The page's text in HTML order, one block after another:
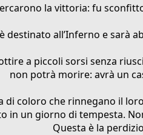
la vittoria: fu
destinato all’Inferno e sarà
a piccoli sorsi senza
non potrà morire: avrà un
di coloro che rinnegano il
in un giorno di tempesta.
Questa è la